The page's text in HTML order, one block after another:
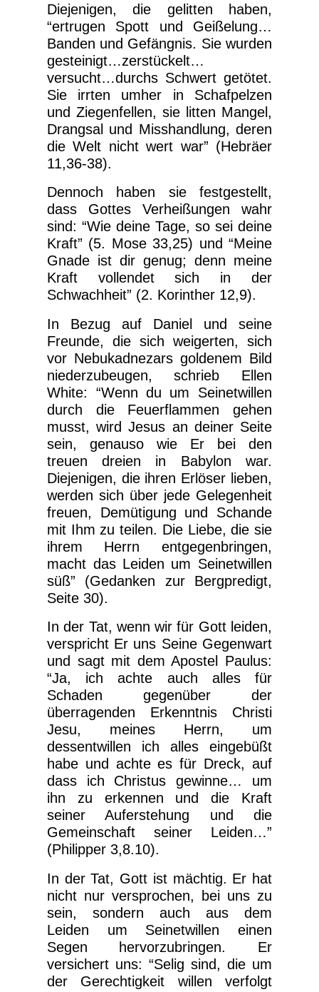
Diejenigen, die gelitten haben,
“ertrugen Spott und Geißelung…
Banden und Gefängnis. Sie wurden
gesteinigt…zerstückelt…
versucht…durchs Schwert getötet.
Sie irrten umher in Schafpelzen
und Ziegenfellen, sie litten Mangel,
Drangsal und Misshandlung, deren
die Welt nicht wert war” (Hebräer
11,36-38).
Dennoch haben sie festgestellt,
dass Gottes Verheißungen wahr
sind: “Wie deine Tage, so sei deine
Kraft” (5. Mose 33,25) und “Meine
Gnade ist dir genug; denn meine
Kraft vollendet sich in der
Schwachheit” (2. Korinther 12,9).
In Bezug auf Daniel und seine
Freunde, die sich weigerten, sich
vor Nebukadnezars goldenem Bild
niederzubeugen, schrieb Ellen
White: “Wenn du um Seinetwillen
durch die Feuerflammen gehen
musst, wird Jesus an deiner Seite
sein, genauso wie Er bei den
treuen dreien in Babylon war.
Diejenigen, die ihren Erlöser lieben,
werden sich über jede Gelegenheit
freuen, Demütigung und Schande
mit Ihm zu teilen. Die Liebe, die sie
ihrem Herrn entgegenbringen,
macht das Leiden um Seinetwillen
süß” (Gedanken zur Bergpredigt,
Seite 30).
In der Tat, wenn wir für Gott leiden,
verspricht Er uns Seine Gegenwart
und sagt mit dem Apostel Paulus:
“Ja, ich achte auch alles für
Schaden gegenüber der
überragenden Erkenntnis Christi
Jesu, meines Herrn, um
dessentwillen ich alles eingebüßt
habe und achte es für Dreck, auf
dass ich Christus gewinne… um
ihn zu erkennen und die Kraft
seiner Auferstehung und die
Gemeinschaft seiner Leiden…”
(Philipper 3,8.10).
In der Tat, Gott ist mächtig. Er hat
nicht nur versprochen, bei uns zu
sein, sondern auch aus dem
Leiden um Seinetwillen einen
Segen hervorzubringen. Er
versichert uns: “Selig sind, die um
der Gerechtigkeit willen verfolgt